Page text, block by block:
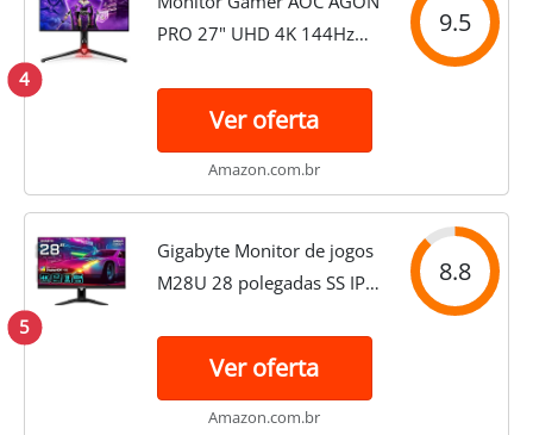
4
PRO 27" UHD 4K 144Hz
9.5
Ver oferta
Amazon.com.br
5
Gigabyte Monitor de jogos
M28U 28 polegadas SS IPS
144Hz FreeSync Premium
8.8
Ver oferta
Amazon.com.br